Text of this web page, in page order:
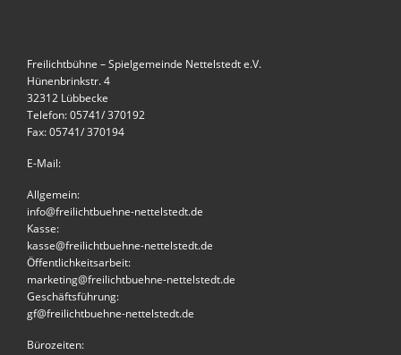
Freilichtbühne – Spielgemeinde Nettelstedt e.V.
Hünenbrinkstr. 4
32312 Lübbecke
Telefon: 05741/ 370192
Fax: 05741/ 370194
E-Mail:
Allgemein:
info@freilichtbuehne-nettelstedt.de
Kasse:
kasse@freilichtbuehne-nettelstedt.de
Öffentlichkeitsarbeit:
marketing@freilichtbuehne-nettelstedt.de
Geschäftsführung:
gf@freilichtbuehne-nettelstedt.de
Bürozeiten: